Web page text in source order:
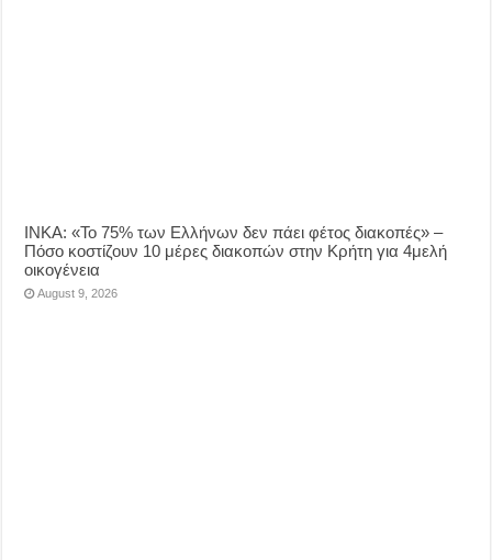
ΙΝΚΑ: «Το 75% των Ελλήνων δεν πάει φέτος διακοπές» –
Πόσο κοστίζουν 10 μέρες διακοπών στην Κρήτη για 4μελή
οικογένεια
August 9, 2026